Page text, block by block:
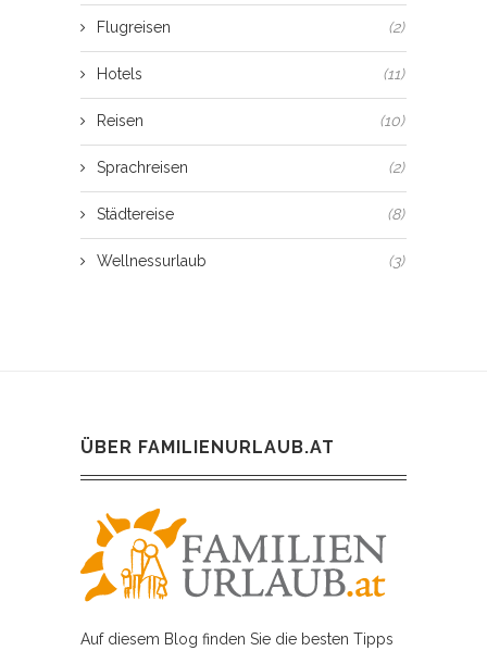
Flugreisen (2)
Hotels (11)
Reisen (10)
Sprachreisen (2)
Städtereise (8)
Wellnessurlaub (3)
ÜBER FAMILIENURLAUB.AT
Auf diesem Blog finden Sie die besten Tipps